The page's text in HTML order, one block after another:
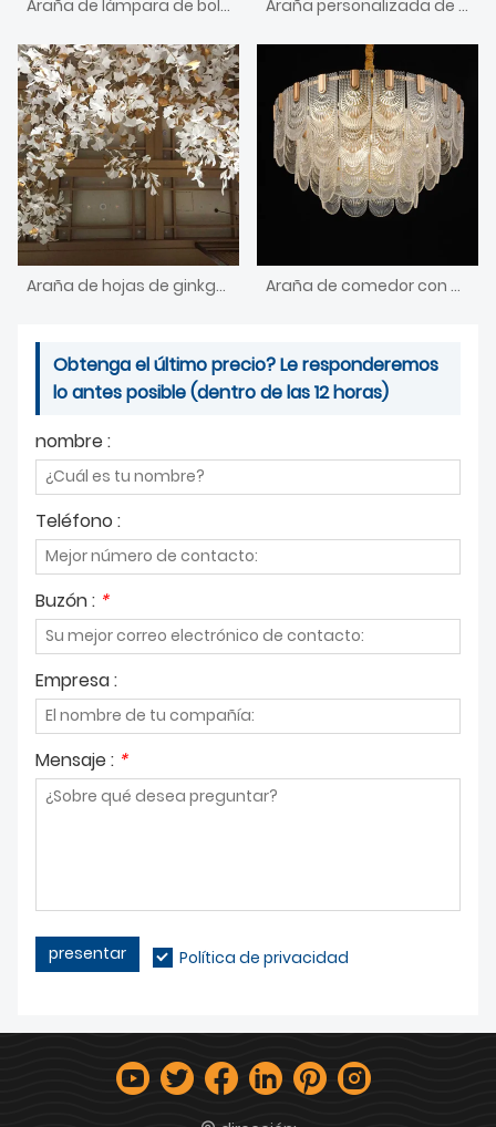
Araña de lámpara de bola de cristal verde combinada de vestíbulo artístico de hotel grande Araña personalizada de cinta de vidrio grande degradado verde
Araña de hojas de ginkgo acrílico moderno personalizado grande Araña de comedor con perfecto
Obtenga el último precio? Le responderemos
lo antes posible (dentro de las 12 horas)
nombre :
Teléfono :
Buzón : *
Empresa :
Mensaje : *
presentar Política de privacidad